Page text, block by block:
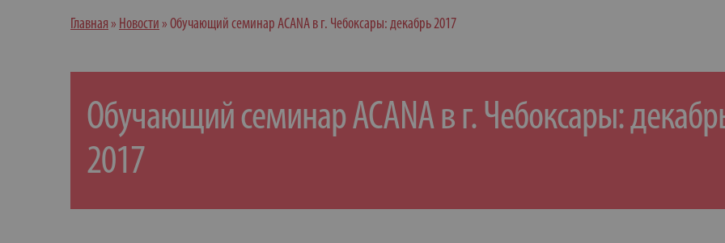
Главная » Новости » Обучающий семинар ACANA в г. Чебоксары: декабрь 2017
Обучающий семинар ACANA в г. Чебоксары:
2017